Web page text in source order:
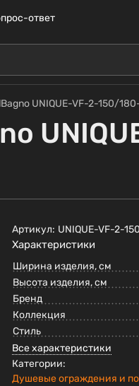
ответ
UNIQUE-VF-2-150/
Артикул: UNIQUE-VF-2-
Характеристики
Ширина изделия, см
Высота изделия, см
Бренд
Коллекция
Стиль
Все характеристики
Категории:
Душевые ограждения и